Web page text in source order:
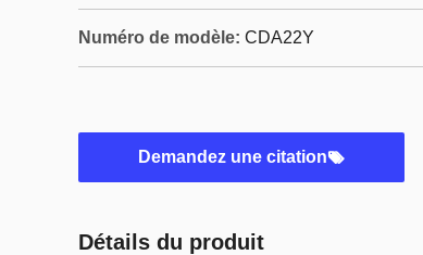
Numéro de modèle: CDA22Y
Demandez une citation
Détails du produit